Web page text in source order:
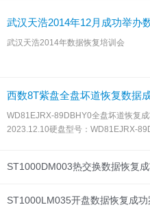
武汉天浩2014年12月成功举办
武汉天浩2014年数据恢复培训会
西数8T紫盘全盘坏道恢复数据
WD81EJRX-89DBHY0全盘坏道恢复
2023.12.10硬盘型号：WD81EJRX-89DBHY0 SN：VAGG518L
ST1000DM003热交换数据恢复成
ST1000LM035开盘数据恢复成功
在线留言